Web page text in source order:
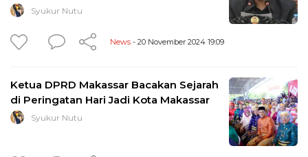
Syukur Nutu
News - 20 November 2024 19:09
Ketua DPRD Makassar Bacakan Sejarah
di Peringatan Hari Jadi Kota Makassar
Syukur Nutu